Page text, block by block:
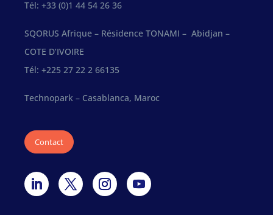
Tél: +33 (0)1 44 54 26 36
SQORUS Afrique – Résidence TONAMI – Abidjan –
COTE D’IVOIRE
Tél: +225 27 22 2 66135
Technopark – Casablanca, Maroc
Contact